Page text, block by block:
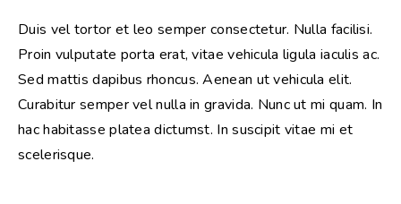
Duis vel tortor et leo semper consectetur. Nulla facilisi.
Proin vulputate porta erat, vitae vehicula ligula iaculis ac.
Sed mattis dapibus rhoncus. Aenean ut vehicula elit.
Curabitur semper vel nulla in gravida. Nunc ut mi quam. In
hac habitasse platea dictumst. In suscipit vitae mi et
scelerisque.